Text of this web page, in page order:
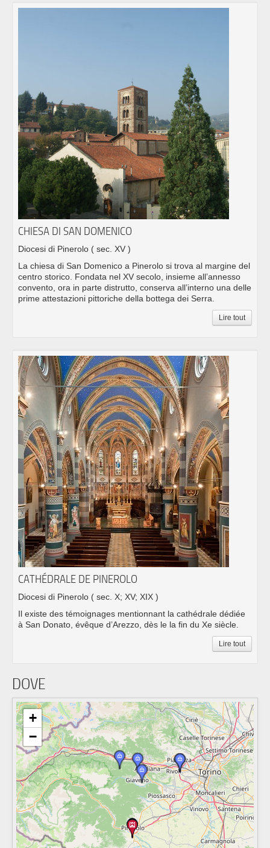
CHIESA DI SAN DOMENICO
Diocesi di Pinerolo ( sec. XV )
La chiesa di San Domenico a Pinerolo si trova al margine del
centro storico. Fondata nel XV secolo, insieme all’annesso
convento, ora in parte distrutto, conserva all’interno una delle
prime attestazioni pittoriche della bottega dei Serra.
Lire tout
CATHÉDRALE DE PINEROLO
Diocesi di Pinerolo ( sec. X; XV; XIX )
Il existe des témoignages mentionnant la cathédrale dédiée
à San Donato, évêque d’Arezzo, dès le la fin du Xe siècle.
Lire tout
DOVE
+
−